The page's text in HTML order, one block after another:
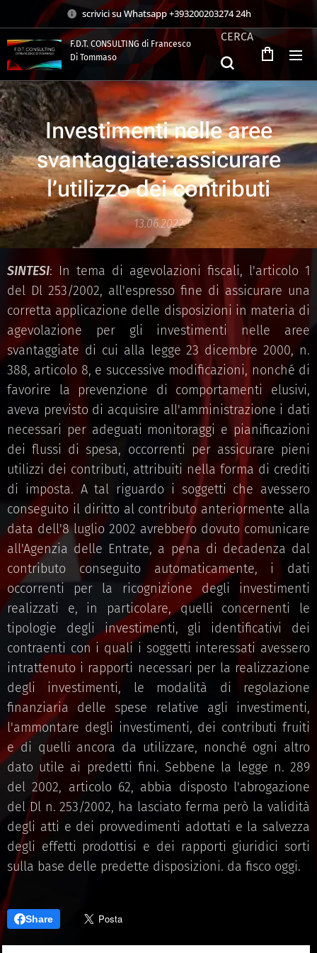
scrivici su Whatsapp +393200203274 24h
F.D.T. CONSULTING di Francesco
Di Tommaso
CERCA
Investimenti nelle aree
svantaggiate:assicurare
l’utilizzo dei contributi
13.06.2022
SINTESI: In tema di agevolazioni fiscali, l'articolo 1
del Dl 253/2002, all'espresso fine di assicurare una
corretta applicazione delle disposizioni in materia di
agevolazione per gli investimenti nelle aree
svantaggiate di cui alla legge 23 dicembre 2000, n.
388, articolo 8, e successive modificazioni, nonché di
favorire la prevenzione di comportamenti elusivi,
aveva previsto di acquisire all'amministrazione i dati
necessari per adeguati monitoraggi e pianificazioni
dei flussi di spesa, occorrenti per assicurare pieni
utilizzi dei contributi, attribuiti nella forma di crediti
di imposta. A tal riguardo i soggetti che avessero
conseguito il diritto al contributo anteriormente alla
data dell'8 luglio 2002 avrebbero dovuto comunicare
all'Agenzia delle Entrate, a pena di decadenza dal
contributo conseguito automaticamente, i dati
occorrenti per la ricognizione degli investimenti
realizzati e, in particolare, quelli concernenti le
tipologie degli investimenti, gli identificativi dei
contraenti con i quali i soggetti interessati avessero
intrattenuto i rapporti necessari per la realizzazione
degli investimenti, le modalità di regolazione
finanziaria delle spese relative agli investimenti,
l'ammontare degli investimenti, dei contributi fruiti
e di quelli ancora da utilizzare, nonché ogni altro
dato utile ai predetti fini. Sebbene la legge n. 289
del 2002, articolo 62, abbia disposto l'abrogazione
del Dl n. 253/2002, ha lasciato ferma però la validità
degli atti e dei provvedimenti adottati e la salvezza
degli effetti prodottisi e dei rapporti giuridici sorti
sulla base delle predette disposizioni. da fisco oggi.
Share